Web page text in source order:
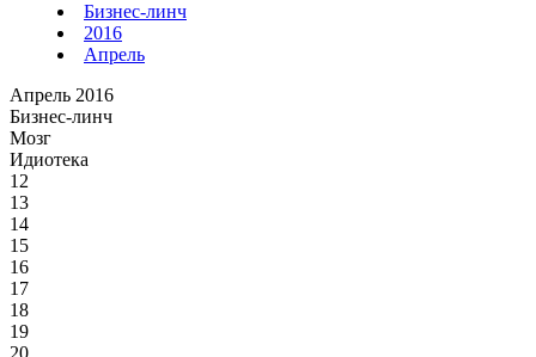
Бизнес-линч
2016
Апрель
Апрель 2016
Бизнес-линч
Мозг
Идиотека
12
13
14
15
16
17
18
19
20